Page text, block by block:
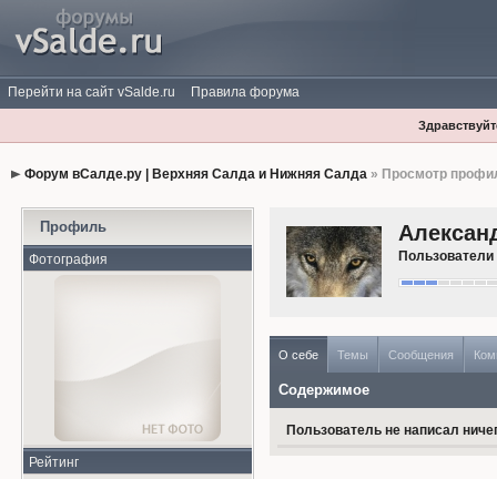
Перейти на сайт vSalde.ru Правила форума
Форум вСалде.ру | Верхняя Салда и Нижняя Салда» Просмотр
Профиль
Фотография
Рейтинг
Пользователи
О себе Темы Сообщения
Содержимое
Пользователь не написал